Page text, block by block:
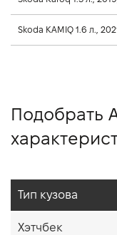
Skoda KAMIQ 1.6 л.,
Подобрать
Тип кузова
Хэтчбек